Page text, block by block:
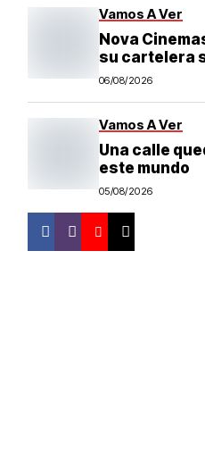
Vamos A Ver
Nova
su cartelera
06/08/2026
Vamos A Ver
Una calle
este mundo
05/08/2026
Facebook
Instagram
Youtube